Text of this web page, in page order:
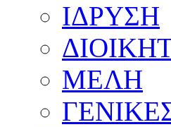
ΙΔΡΥΣΗ
ΜΕΛΗ